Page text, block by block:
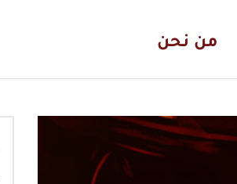
من نحن